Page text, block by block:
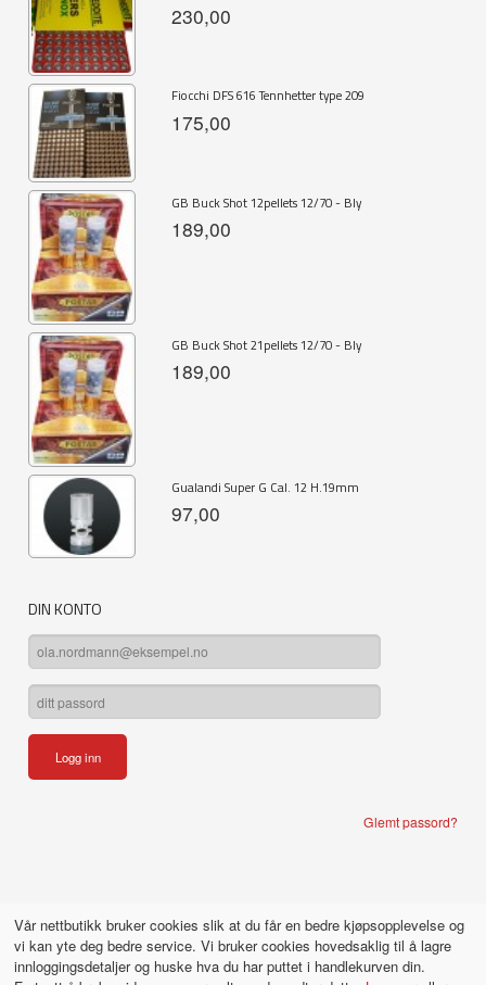
230,00
Fiocchi DFS 616 Tennhetter type 209
175,00
GB Buck Shot 12pellets 12/70 - Bly
189,00
GB Buck Shot 21pellets 12/70 - Bly
189,00
Gualandi Super G Cal. 12 H.19mm
97,00
DIN KONTO
Glemt passord?
Vår nettbutikk bruker cookies slik at du får en bedre kjøpsopplevelse og
vi kan yte deg bedre service. Vi bruker cookies hovedsaklig til å lagre
innloggingsdetaljer og huske hva du har puttet i handlekurven din.